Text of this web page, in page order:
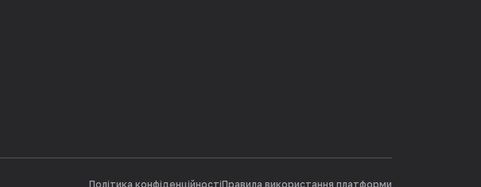
Політика конфіденційностіПравила використання платформи